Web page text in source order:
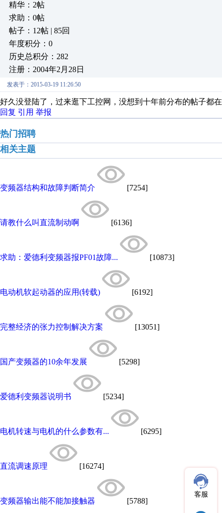
精华：2帖
求助：0帖
帖子：12帖 | 85回
年度积分：0
历史总积分：282
注册：2004年2月28日
发表于：2015-03-19 11:26:50
好久没登陆了，过来逛下工控网，没想到十年前分布的帖子都
回复 引用 举报
热门招聘
相关主题
变频器结构和故障判断简介 [7254]
请教什么叫直流制动啊 [6136]
求助：爱德利变频器报PF01故障... [10873]
电动机软起动器的应用(转载) [6192]
完整经济的张力控制解决方案 [13051]
国产变频器的10余年发展 [5298]
爱德利变频器说明书 [5234]
电机转速与电机的什么参数有... [6295]
直流调速原理 [16274]
变频器输出能不能加接触器 [5788]
客服